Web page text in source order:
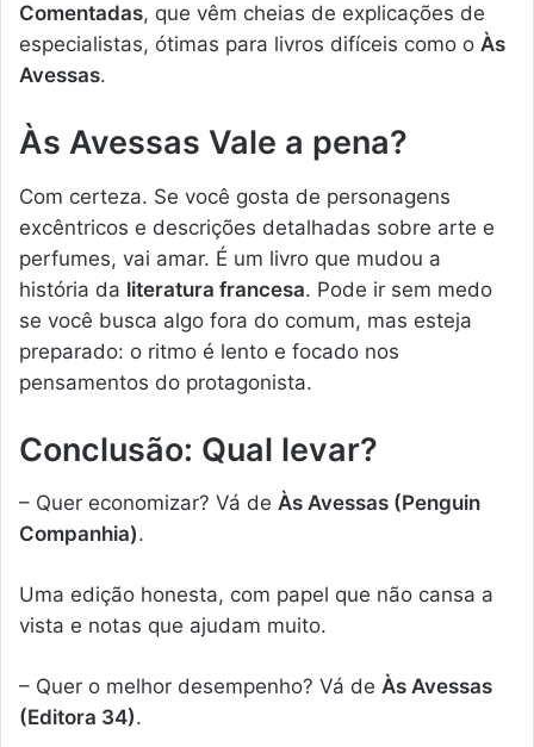
Comentadas, que vêm cheias de explicações de
especialistas, ótimas para livros difíceis como o Às
Avessas.
Às Avessas Vale a pena?
Com certeza. Se você gosta de personagens
excêntricos e descrições detalhadas sobre arte e
perfumes, vai amar. É um livro que mudou a
história da literatura francesa. Pode ir sem medo
se você busca algo fora do comum, mas esteja
preparado: o ritmo é lento e focado nos
pensamentos do protagonista.
Conclusão: Qual levar?
– Quer economizar? Vá de Às Avessas (Penguin
Companhia).
Uma edição honesta, com papel que não cansa a
vista e notas que ajudam muito.
– Quer o melhor desempenho? Vá de Às Avessas
(Editora 34).